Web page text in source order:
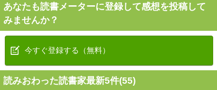
あなたも読書メーターに登録して感想を投稿して
みませんか？
今すぐ登録する（無料）
読みおわった読書家最新5件(55)